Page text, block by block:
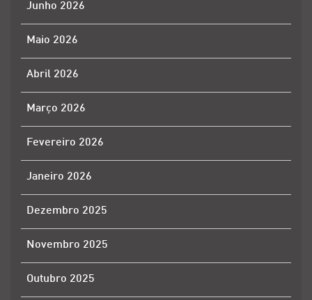
Junho 2026
Maio 2026
Abril 2026
Março 2026
Fevereiro 2026
Janeiro 2026
Dezembro 2025
Novembro 2025
Outubro 2025